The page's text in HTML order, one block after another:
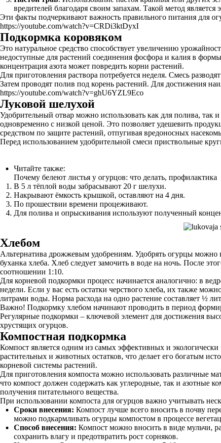
вредителей благодаря своим запахам. Такой метод
Эти факты подчеркивают важность правильного питания для
https://youtube.com/watch?v=CRDi3ktDyxI
Подкормка коровяком
Это натуральное средство способствует увеличению
недоступные для растений соединения фосфора и калия в
концентрация азота может повредить корни растений.
Для приготовления раствора потребуется неделя. Смесь
Затем проводят полив под корень растений. Для достижения
https://youtube.com/watch?v=ghU6YZL9Eco
Луковой шелухой
Удобрительный отвар можно использовать как для полива, так
одновременно с низкой ценой. Это позволяет удешевить
средством по защите растений, отпугивая вредоносных
Перед использованием удобрительной смеси приствольные
Читайте также:
Почему белеют листья у огурцов: что делать, профилактика
В 5 л тёплой воды забрасывают 20 г шелухи.
Накрывают ёмкость крышкой, оставляют на 4 дня.
По прошествии времени процеживают.
Для полива и опрыскивания используют полученный
Хлебом
Альтернатива дрожжевым удобрениям. Удобрять огурцы можно
буханка хлеба. Хлеб следует замочить в воде на ночь. После
соотношении 1:10.
Для корневой подкормки процесс начинается аналогично: в
недели. Если у вас есть остатки черствого хлеба, их также
литрами воды. Норма расхода на одно растение составляет ½
Важно! Подкормку хлебом начинают проводить в период
Регулярные подкормки – ключевой элемент для достижения
хрустящих огурцов.
Компостная подкормка
Компост является одним из самых эффективных и
растительных и животных остатков, что делает его богатым
корневой системы растений.
Для приготовления компоста можно использовать различные
что компост должен содержать как углеродные, так и азотные
получения питательного вещества.
При использовании компоста для огурцов важно учитывать
Сроки внесения: Компост лучше всего вносить в почву
можно подкармливать огурцы компостом в процессе
Способ внесения: Компост можно вносить в виде мульчи,
сохранить влагу и предотвратить рост сорняков.